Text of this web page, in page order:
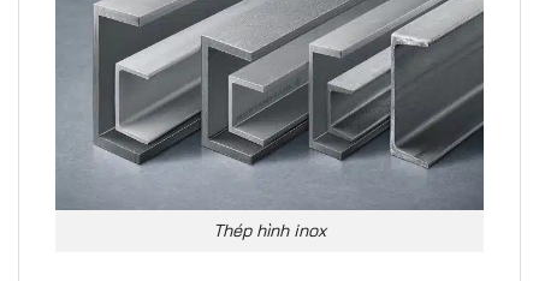
Thép hình inox